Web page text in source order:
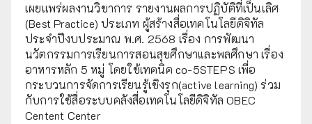
เผยเเพร่ผลงานวิชาการ รายงานผลการปฏิบัติที่เป็นเลิศ
(Best Practice) ประเภท ผู้สร้างสื่อเทคโนโลยีดิจิทัล
ประจำปีงบประมาณ พ.ศ. 2568 เรื่อง การพัฒนา
นวัตกรรมการเรียนการสอนสุขศึกษาและพลศึกษา เรื่อง
อาหารหลัก 5 หมู่ โดยใช้เทคนิค co-5STEPS เพื่อ
กระบวนการจัดการเรียนรู้เชิงรุก(active learning) ร่วม
กับการใช้สื่อระบบคลังสื่อเทคโนโลยีดิจิทัล OBEC
Centent Center